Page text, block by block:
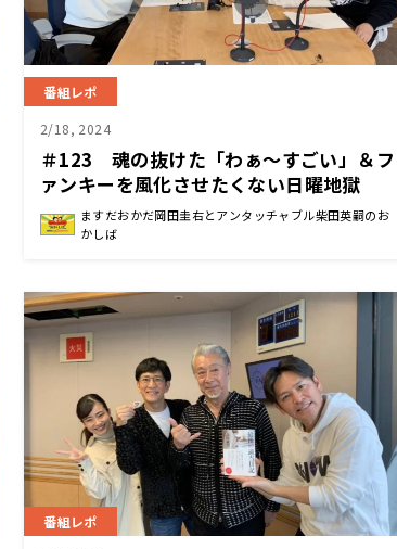
番組レポ
2/18, 2024
＃123 魂の抜けた「わぁ～すごい」＆フ
ァンキーを風化させたくない日曜地獄
ますだおかだ岡田圭右とアンタッチャブル柴田英嗣のお
かしば
番組レポ